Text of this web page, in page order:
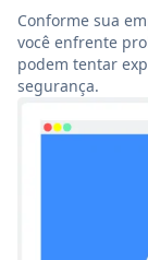
Conforme sua
você enfrente
podem tentar
segurança.